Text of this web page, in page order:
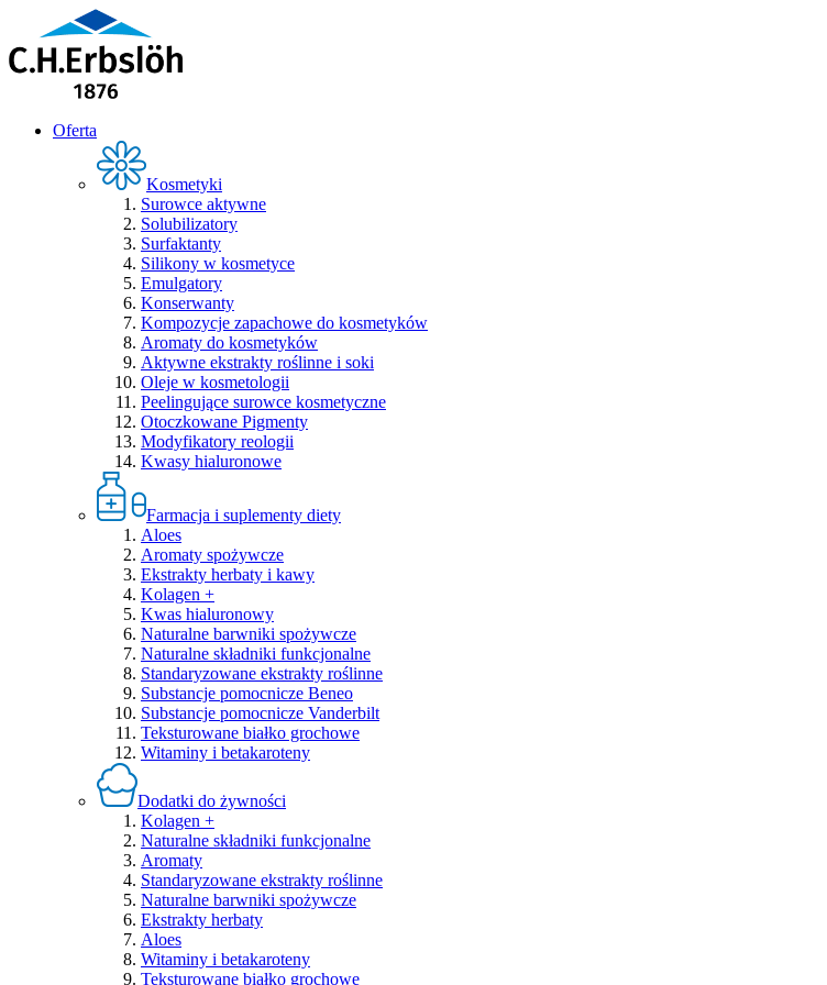
Oferta
Kosmetyki
Surowce aktywne
Solubilizatory
Surfaktanty
Silikony w kosmetyce
Emulgatory
Konserwanty
Kompozycje zapachowe do kosmetyków
Aromaty do kosmetyków
Aktywne ekstrakty roślinne i soki
Oleje w kosmetologii
Peelingujące surowce kosmetyczne
Otoczkowane Pigmenty
Modyfikatory reologii
Kwasy hialuronowe
Farmacja i suplementy diety
Aloes
Aromaty spożywcze
Ekstrakty herbaty i kawy
Kolagen +
Kwas hialuronowy
Naturalne barwniki spożywcze
Naturalne składniki funkcjonalne
Standaryzowane ekstrakty roślinne
Substancje pomocnicze Beneo
Substancje pomocnicze Vanderbilt
Teksturowane białko grochowe
Witaminy i betakaroteny
Dodatki do żywności
Kolagen +
Naturalne składniki funkcjonalne
Aromaty
Standaryzowane ekstrakty roślinne
Naturalne barwniki spożywcze
Ekstrakty herbaty
Aloes
Witaminy i betakaroteny
Teksturowane białko grochowe